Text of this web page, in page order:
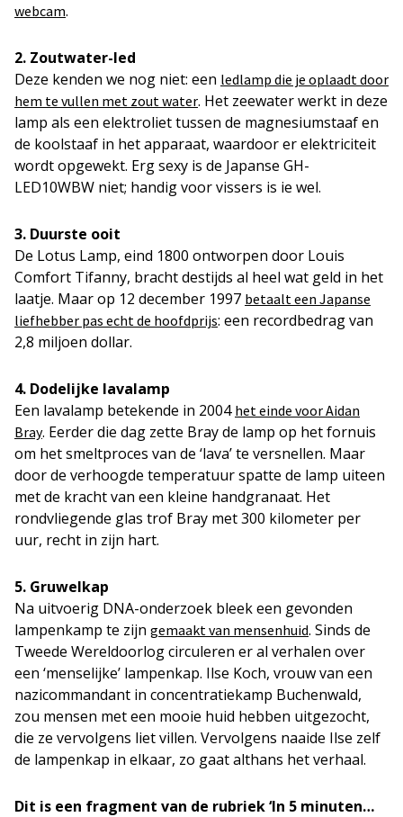
webcam.
2. Zoutwater-led
Deze kenden we nog niet: een ledlamp die je oplaadt door
hem te vullen met zout water. Het zeewater werkt in deze
lamp als een elektroliet tussen de magnesiumstaaf en
de koolstaaf in het apparaat, waardoor er elektriciteit
wordt opgewekt. Erg sexy is de Japanse GH-
LED10WBW niet; handig voor vissers is ie wel.
3. Duurste ooit
De Lotus Lamp, eind 1800 ontworpen door Louis
Comfort Tifanny, bracht destijds al heel wat geld in het
laatje. Maar op 12 december 1997 betaalt een Japanse
liefhebber pas echt de hoofdprijs: een recordbedrag van
2,8 miljoen dollar.
4. Dodelijke lavalamp
Een lavalamp betekende in 2004 het einde voor Aidan
Bray. Eerder die dag zette Bray de lamp op het fornuis
om het smeltproces van de ‘lava’ te versnellen. Maar
door de verhoogde temperatuur spatte de lamp uiteen
met de kracht van een kleine handgranaat. Het
rondvliegende glas trof Bray met 300 kilometer per
uur, recht in zijn hart.
5. Gruwelkap
Na uitvoerig DNA-onderzoek bleek een gevonden
lampenkamp te zijn gemaakt van mensenhuid. Sinds de
Tweede Wereldoorlog circuleren er al verhalen over
een ‘menselijke’ lampenkap. Ilse Koch, vrouw van een
nazicommandant in concentratiekamp Buchenwald,
zou mensen met een mooie huid hebben uitgezocht,
die ze vervolgens liet villen. Vervolgens naaide Ilse zelf
de lampenkap in elkaar, zo gaat althans het verhaal.
Dit is een fragment van de rubriek ‘In 5 minuten…